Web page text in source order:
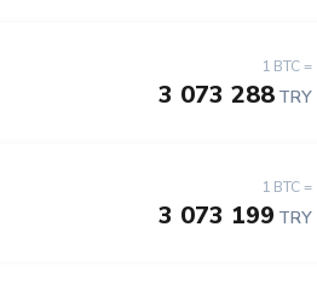
1 BTC =
3 073 288 TRY
1 BTC =
3 073 199 TRY